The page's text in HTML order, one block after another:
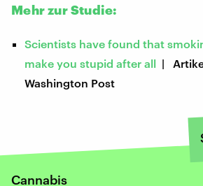
Mehr zur Studie:
Scientists have found that
make you stupid after all |
Washington Post
Cannabis